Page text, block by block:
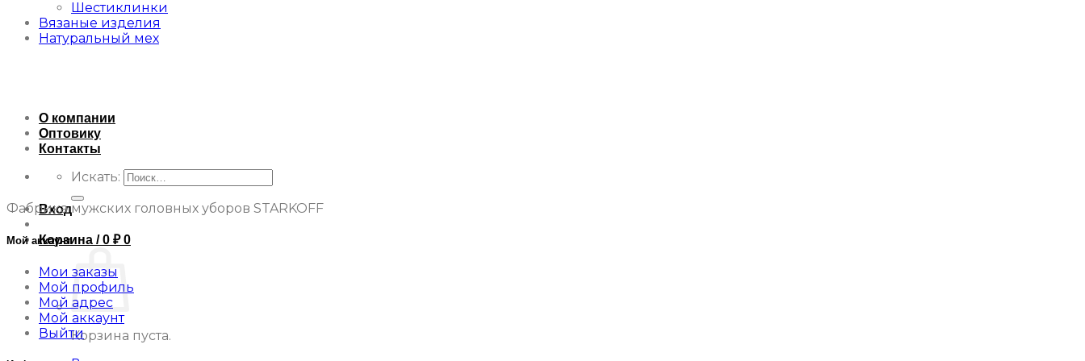
О компании
Оптовику
Контакты
Искать:
Вход
Корзина /0 ₽ 0
Корзина пуста.
Шестиклинки
Вязаные изделия
Натуральный мех
Фабрика мужских головных уборов STARKOFF
Мой аккаунт
Мои заказы
Мой профиль
Мой адрес
Мой аккаунт
Выйти